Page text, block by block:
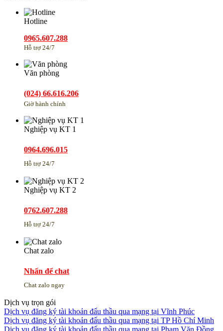
Hotline
0965.607.288
Hỗ trợ 24/7
Văn phòng
(024) 66.616.206
Giờ hành chính
Nghiệp vụ KT 1
0964.696.015
Hỗ trợ 24/7
Nghiệp vụ KT 2
0762.607.288
Hỗ trợ 24/7
Chat zalo
Nhấn để chat
Chat zalo ngay
Dịch vụ trọn gói
Dịch vụ đăng ký tài khoản đấu thầu qua mạng tại Vĩnh Phúc
Dịch vụ đăng ký tài khoản đấu thầu qua mạng tại TP Hồ Chí Minh
Dịch vụ đăng ký tài khoản đấu thầu qua mạng tại Phạm Văn Đồng